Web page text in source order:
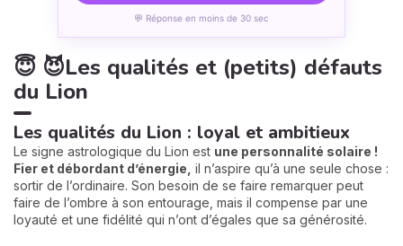
💬 Réponse en moins de 30 sec
😇 😈Les qualités et (petits) défauts
du Lion
Les qualités du Lion : loyal et ambitieux
Le signe astrologique du Lion est une personnalité solaire !
Fier et débordant d’énergie, il n’aspire qu’à une seule chose :
sortir de l’ordinaire. Son besoin de se faire remarquer peut
faire de l’ombre à son entourage, mais il compense par une
loyauté et une fidélité qui n’ont d’égales que sa générosité.